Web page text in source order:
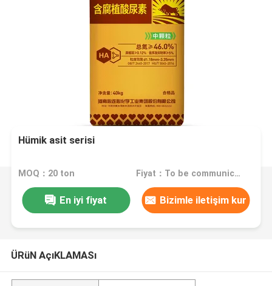
Hümik asit serisi
MOQ：20 ton Fiyat：To be communicated
En iyi fiyat Bizimle iletişim kur
ÜRüN AçıKLAMASı